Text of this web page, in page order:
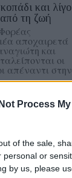
Process
of the sale,
personal or
by us, please
και λίγο
τη ζωή
αποχαιρετά
και
οι
απέναντι στην
συναντά
με
προσιτές